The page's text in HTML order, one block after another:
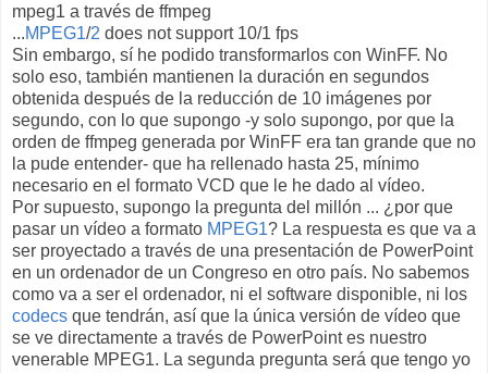
mpeg1 a través de ffmpeg
...MPEG1/2 does not support 10/1 fps
Sin embargo, sí he podido transformarlos con WinFF. No
solo eso, también mantienen la duración en segundos
obtenida después de la reducción de 10 imágenes por
segundo, con lo que supongo -y solo supongo, por que la
orden de ffmpeg generada por WinFF era tan grande que no
la pude entender- que ha rellenado hasta 25, mínimo
necesario en el formato VCD que le he dado al vídeo.
Por supuesto, supongo la pregunta del millón ... ¿por que
pasar un vídeo a formato MPEG1? La respuesta es que va a
ser proyectado a través de una presentación de PowerPoint
en un ordenador de un Congreso en otro país. No sabemos
como va a ser el ordenador, ni el software disponible, ni los
codecs que tendrán, así que la única versión de vídeo que
se ve directamente a través de PowerPoint es nuestro
venerable MPEG1. La segunda pregunta será que tengo yo